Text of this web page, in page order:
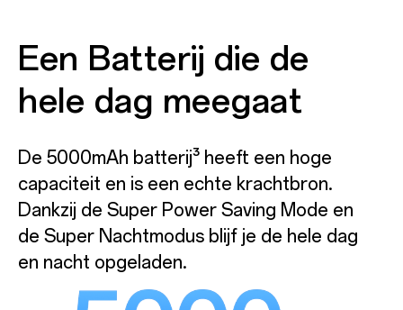
Een Batterij die de
hele dag meegaat
De 5000mAh batterij³ heeft een hoge
capaciteit en is een echte krachtbron.
Dankzij de Super Power Saving Mode en
de Super Nachtmodus blijf je de hele dag
en nacht opgeladen.